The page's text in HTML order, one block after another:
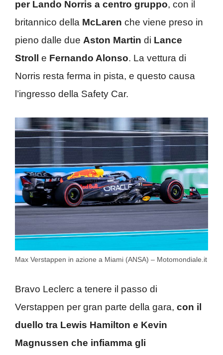
per Lando Norris a centro gruppo, con il
britannico della McLaren che viene preso in
pieno dalle due Aston Martin di Lance
Stroll e Fernando Alonso. La vettura di
Norris resta ferma in pista, e questo causa
l’ingresso della Safety Car.
Max Verstappen in azione a Miami (ANSA) – Motomondiale.it
Bravo Leclerc a tenere il passo di
Verstappen per gran parte della gara, con il
duello tra Lewis Hamilton e Kevin
Magnussen che infiamma gli